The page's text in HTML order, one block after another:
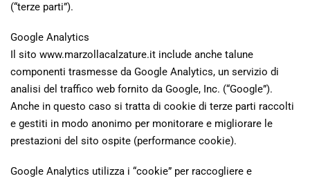
(“terze parti”).
Google Analytics
Il sito www.marzollacalzature.it include anche talune
componenti trasmesse da Google Analytics, un servizio di
analisi del traffico web fornito da Google, Inc. (“Google”).
Anche in questo caso si tratta di cookie di terze parti raccolti
e gestiti in modo anonimo per monitorare e migliorare le
prestazioni del sito ospite (performance cookie).
Google Analytics utilizza i “cookie” per raccogliere e